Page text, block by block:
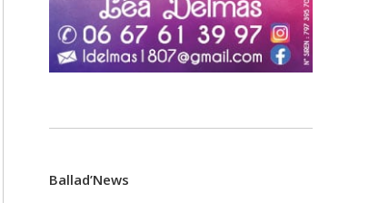
Ballad’News